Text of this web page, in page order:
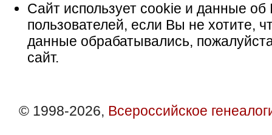
Сайт использует cookie и данные об
пользователей, если Вы не хотите,
данные обрабатывались,
сайт.
© 1998-2026, Всероссийское